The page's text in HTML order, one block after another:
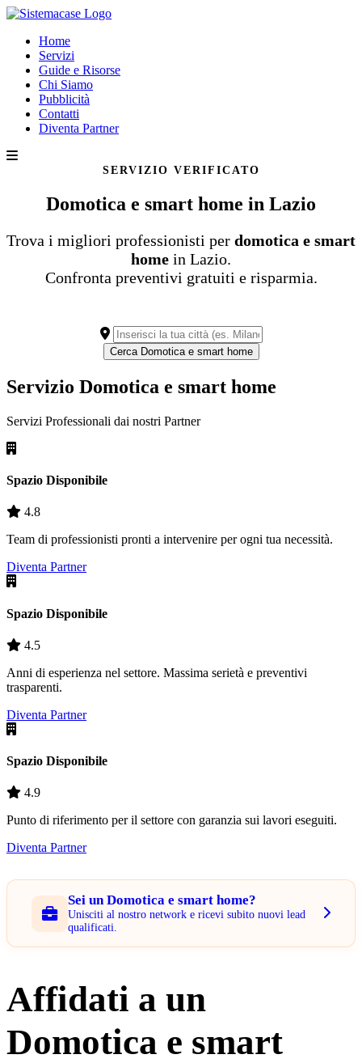
Home
Servizi
Guide e Risorse
Chi Siamo
Pubblicità
Contatti
Diventa Partner
SERVIZIO VERIFICATO
Domotica e smart home in Lazio
Trova i migliori professionisti per domotica e smart
home in Lazio.
Confronta preventivi gratuiti e risparmia.
Cerca Domotica e smart home
Servizio Domotica e smart home
Servizi Professionali dai nostri Partner
Spazio Disponibile
4.8
Team di professionisti pronti a intervenire per ogni tua necessità.
Diventa Partner
Spazio Disponibile
4.5
Anni di esperienza nel settore. Massima serietà e preventivi
trasparenti.
Diventa Partner
Spazio Disponibile
4.9
Punto di riferimento per il settore con garanzia sui lavori eseguiti.
Diventa Partner
Sei un Domotica e smart home?
Unisciti al nostro network e ricevi subito nuovi lead
qualificati.
Affidati a un
Domotica e smart